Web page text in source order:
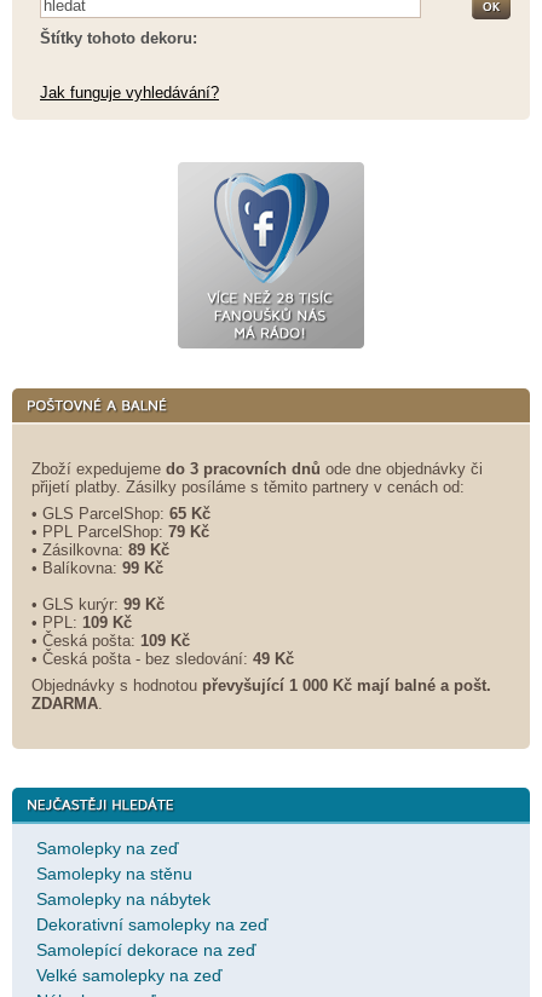
Štítky tohoto dekoru:
Jak funguje vyhledávání?
Zboží expedujeme do 3 pracovních dnů ode dne objednávky či
přijetí platby. Zásilky posíláme s těmito partnery v cenách od:
• GLS ParcelShop: 65 Kč
• PPL ParcelShop: 79 Kč
• Zásilkovna: 89 Kč
• Balíkovna: 99 Kč
• GLS kurýr: 99 Kč
• PPL: 109 Kč
• Česká pošta: 109 Kč
• Česká pošta - bez sledování: 49 Kč
Objednávky s hodnotou převyšující 1 000 Kč mají balné a pošt.
ZDARMA
Samolepky na zeď
Samolepky na stěnu
Samolepky na nábytek
Dekorativní samolepky na zeď
Samolepící dekorace na zeď
Velké samolepky na zeď